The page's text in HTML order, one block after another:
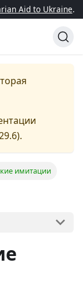
Aid to Ukraine.
).
имитации